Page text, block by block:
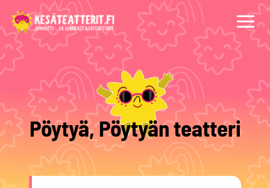
Siirry
sisältöön
Pöytyä, Pöytyän teatteri